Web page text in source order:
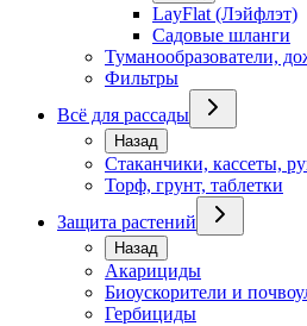
LayFlat (Лэйфлэт)
Садовые шланги
Туманообразователи,
Фильтры
Всё для рассады
Назад
Стаканчики, кассеты,
Торф, грунт, таблетки
Защита растений
Назад
Акарициды
Биоускорители и
Гербициды